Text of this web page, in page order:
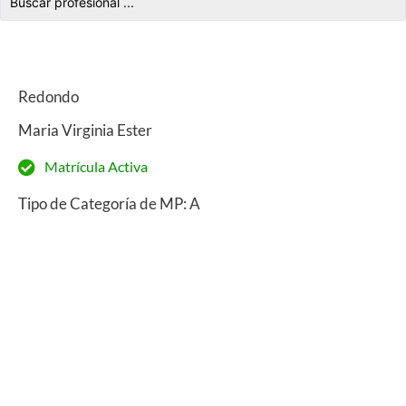
Redondo
Maria Virginia Ester
Matrícula Activa
Tipo de Categoría de MP: A